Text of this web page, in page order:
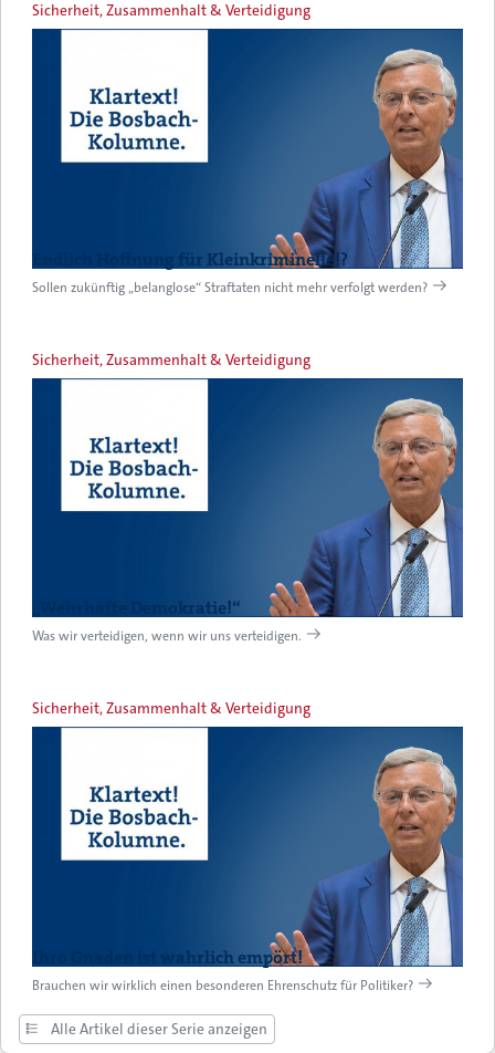
Sicherheit, Zusammenhalt & Verteidigung
Endlich Hoffnung für Kleinkriminelle!?
Sollen zukünftig „belanglose“ Straftaten nicht mehr verfolgt werden?
Sicherheit, Zusammenhalt & Verteidigung
„Wehrhafte Demokratie!“
Was wir verteidigen, wenn wir uns verteidigen.
Sicherheit, Zusammenhalt & Verteidigung
Ihro Gnaden ist wahrlich empört!
Brauchen wir wirklich einen besonderen Ehrenschutz für Politiker?
Alle Artikel dieser Serie anzeigen